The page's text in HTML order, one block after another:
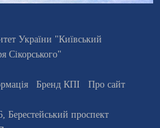
України "Київський
Сікорського"
Бренд КПІ
Про сайт
Берестейський проспект